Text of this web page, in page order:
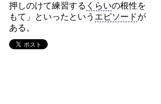
押しのけて練習する くらいの根性を
もて」といったという エピソードが
ある。